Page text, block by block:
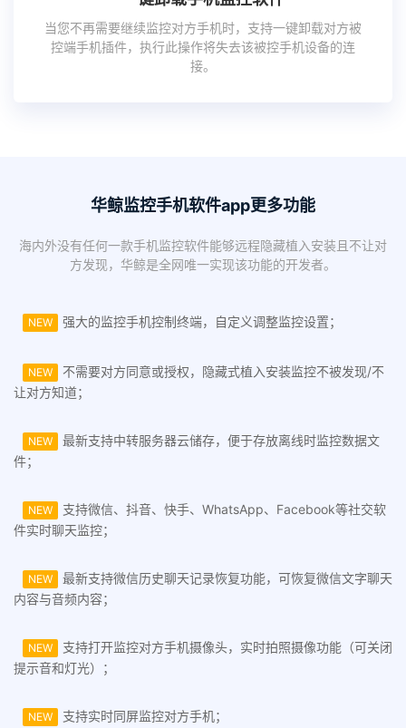
当您不再需要继续监控对方手机时，支持一键卸载对方被
控端手机插件，执行此操作将失去该被控手机设备的连
接。
华鲸监控手机软件app更多功能
海内外没有任何一款手机监控软件能够远程隐藏植入安装且不让对
方发现，华鲸是全网唯一实现该功能的开发者。
NEW 强大的监控手机控制终端，自定义调整监控设置；
NEW
不需要对方同意或授权，隐藏式植入安装监控不被发现/不
让对方知道；
NEW
最新支持中转服务器云储存，便于存放离线时监控数据文
件；
NEW
支持微信、抖音、快手、WhatsApp、Facebook等社交软
件实时聊天监控；
NEW
最新支持微信历史聊天记录恢复功能，可恢复微信文字聊天
内容与音频内容；
NEW
支持打开监控对方手机摄像头，实时拍照摄像功能（可关闭
提示音和灯光）；
NEW 支持实时同屏监控对方手机；